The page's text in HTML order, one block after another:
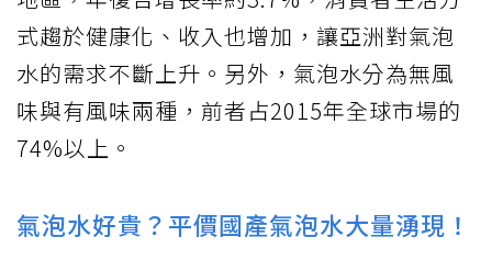
式趨於健康化、收入也增加，讓亞洲對氣泡
水的需求不斷上升。另外，氣泡水分為無風
味與有風味兩種，前者占2015年全球市場的
74%以上。
氣泡水好貴？平價國產氣泡水大量湧現！